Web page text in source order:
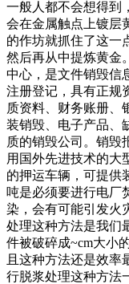
一般人都不会想得到
会在金属触点上镀层
的作坊就抓住了这一
然后再从中提炼黄金
中心，是文件销毁信
注册登记，具有正规
质资料、财务账册、
装销毁、电子产品、
质的销毁公司。销毁
用国外先进技术的大
的押运车辆，可提供
吨是必须要进行电厂
染，会有可能引发火
处理这种方法是我们
件被破碎成~cm大小
且这种方法还是效率
行脱浆处理这种方法